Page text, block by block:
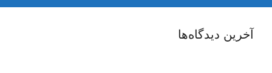
آخرین دیدگاه‌ها